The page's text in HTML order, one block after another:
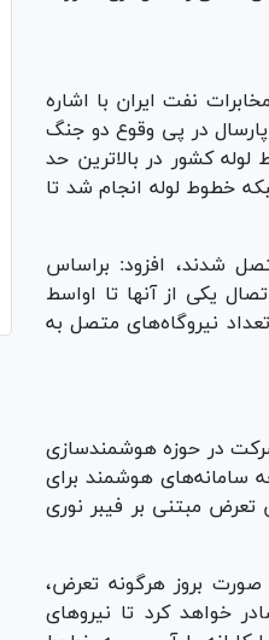
نفت ایران با اشاره
انتقال فرآورده‌های نفتی در سال ۱۴۰۴ بیان کرد: پارسال در پی وقوع دو جنگ
لوله کشور در بالاترین حد
خطوط لوله انجام شد تا
شدند، افزود: براساس
یکی از آنها تا اواسط
نیروگاه‌های متصل به
در حوزه هوشمندسازی
سامانه‌های هوشمند برای
مبتنی بر فیبر نوری
صورت بروز هرگونه تعرض،
خواهد کرد تا نیرو‌های